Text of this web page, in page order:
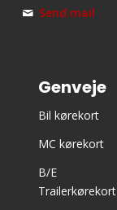
Send mail
Genveje
Bil kørekort
MC kørekort
B/E
Trailerkørekort